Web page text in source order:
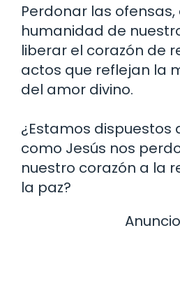
Perdonar las
humanidad de
liberar el corazón de
actos que reflejan la
del amor divino.
¿Estamos dispuestos
como Jesús nos
nuestro corazón a la
la paz?